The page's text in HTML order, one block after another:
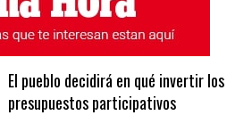
El pueblo decidirá en qué invertir los